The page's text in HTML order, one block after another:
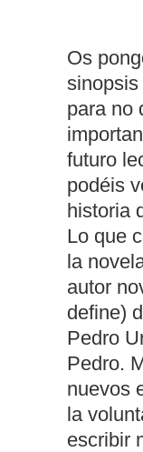
Os
para no
futuro
podéis
historia
Lo que
la
autor
define)
Pedro
Pedro.
nuevos
la
escribir